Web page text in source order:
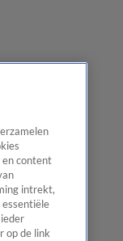
en content
intrekt,
op de link